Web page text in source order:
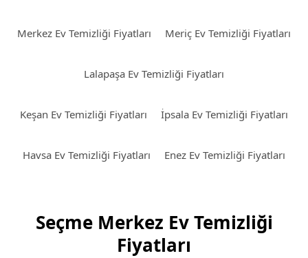
Merkez Ev Temizliği Fiyatları Meriç Ev Temizliği Fiyatları
Lalapaşa Ev Temizliği Fiyatları
Keşan Ev Temizliği Fiyatları İpsala Ev Temizliği Fiyatları
Havsa Ev Temizliği Fiyatları Enez Ev Temizliği Fiyatları
Seçme Merkez Ev Temizliği
Fiyatları